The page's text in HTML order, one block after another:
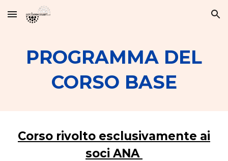
Skip to main content Skip to navigation
PROGRAMMA DEL
CORSO BASE
Corso rivolto esclusivamente ai
soci ANA